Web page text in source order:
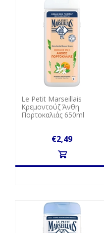
Le Petit Marseillais
Κρεμοντούζ Άνθη
Πορτοκαλιάς 650ml
€2,49